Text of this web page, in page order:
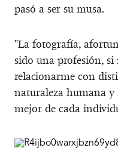
pasó a ser su musa.
"La fotografía,
sido una profesión,
relacionarme con
naturaleza humana y
mejor de cada